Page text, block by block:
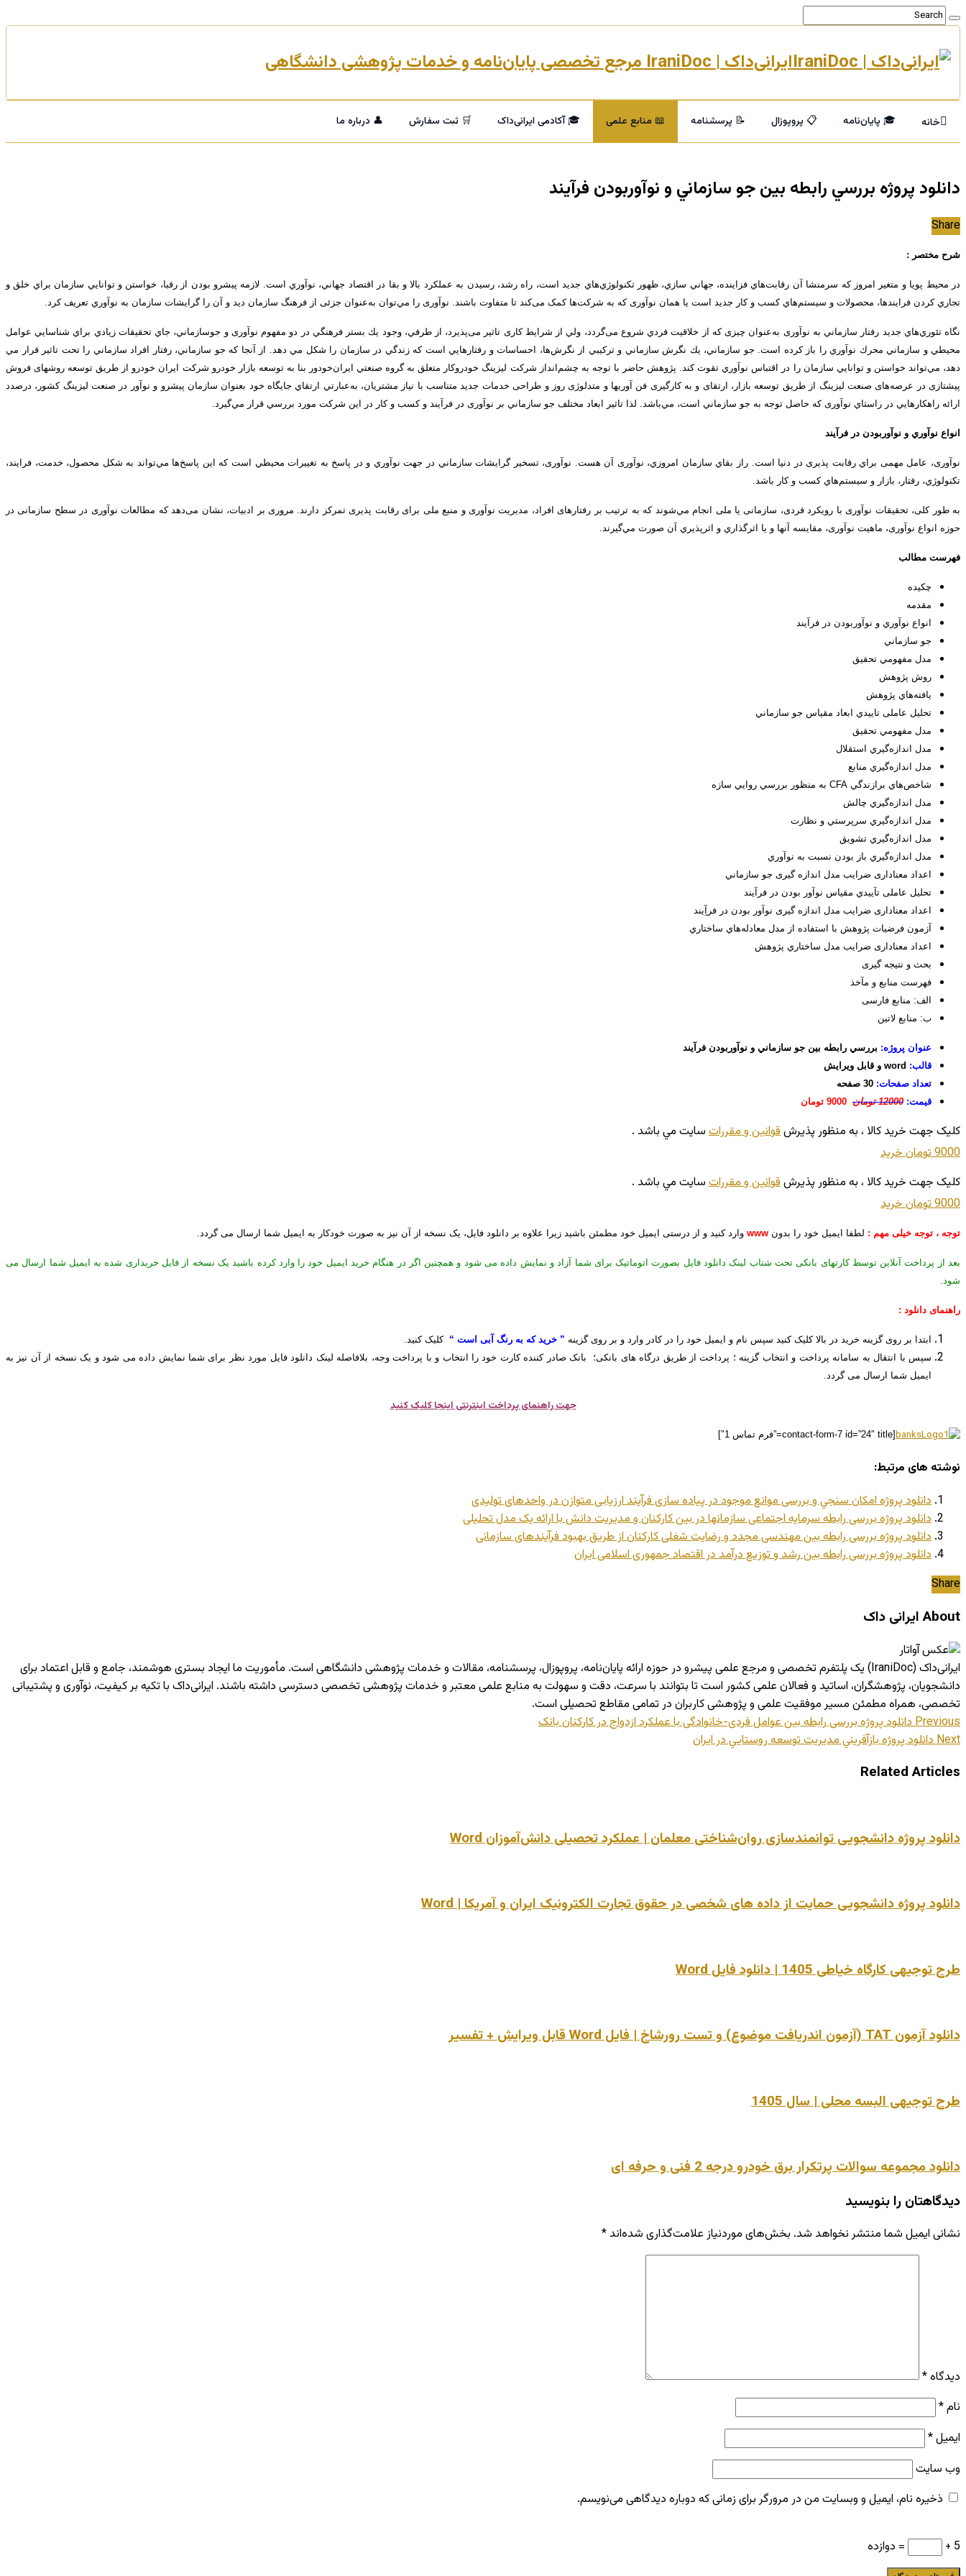
ایرانی‌داک | IraniDoc مرجع تخصصی پایان‌نامه و خدمات پژوهشی دانشگاهی
خانه 🎓 پایان‌نامه 📋 پروپوزال 📝 پرسشنامه 📖 منابع علمی 🎓 آکادمی ایرانی‌داک 🛒 ثبت سفارش 👤 درباره ما
دانلود پروژه بررسي رابطه بین جو سازماني و نوآوربودن فرآيند
Share
شرح مختصر :
در محيط پويا و متغير امروز كه سرمنشا آن رقابت‌هاي فزاينده، جهاني سازي، ظهور تكنولوژي‌هاي جديد است،‌ راه رشد، رسيدن به عملكرد بالا و بقا در اقتصاد جهاني، نوآوري است. لازمه پيشرو بودن از رقبا، خواستن و توانايي سازمان براي خلق و
تجاري كردن فرایندها، محصولات و سيستم‌هاي كسب و كار جديد است يا همان نوآوری كه به شرکت‌ها کمک می‌کند تا متفاوت باشند. نوآوری را مي‌توان به‌عنوان جزئی از فرهنگ سازمان دید و آن را گرايشات سازمان به نوآوري تعريف كرد.
نگاه تئوري‌هاي جديد رفتار سازماني به نوآوری به‌عنوان چیزی که از خلاقیت فردي شروع می‌گردد، ولي از شرایط کاری تاثیر می‌پذیرد، از طرفي، وجود يك بستر فرهنگي در دو مفهوم نوآوری و جوسازماني، جاي تحقيقات زيادي براي شناسايي عوامل
محيطي و سازماني محرك نوآوري را باز كرده است. جو سازماني، يك نگرش سازماني و تركيبي از نگرش‌ها، احساسات و رفتارهايي است كه زندگي در سازمان را شكل مي دهد. از آنجا كه جو سازماني، رفتار افراد سازماني را تحت تاثير قرار مي
دهد، مي‌تواند خواستن و توانايي سازمان را در اقتباس نوآوري تقوت كند. پژوهش حاضر با توجه به چشم‌انداز شركت ليزينگ خودروكار متعلق به گروه صنعتي ايران‌خودور بنا به توسعه بازار خودرو شرکت ایران خودرو از طریق توسعه روش­های فروش
پیشتازی در عرصه‌های صنعت لیزینگ از طریق توسعه بازار، ارتقای و به کارگیری فن آوری­ها و متدلوژی روز و طراحی خدمات جدید متناسب با نیاز مشتریان، به‌عبارتي ارتقاي جايگاه خود بعنوان سازمان پيشرو و نوآور در صنعت ليزينگ كشور، درصدد
ارائه راهکارهايي در راستاي نوآوری كه حاصل توجه به جو سازماني است، مي‌باشد. لذا تاثير ابعاد مختلف جو سازماني بر نوآوری در فرآيند و كسب و كار در اين شركت مورد ‌بررسي قرار مي‌گيرد.
انواع نوآوري و نوآوربودن در فرآيند
نوآوری، عامل مهمی براي رقابت پذیری در دنیا است. راز بقاي سازمان امروزي، نوآوری آن هست. نوآوری،‌ تسخير گرايشات سازماني در جهت نوآوري و در پاسخ به تغييرات محيطي است كه اين پاسخ‌ها مي‌تواند به شكل محصول،‌ خدمت، فرايند،
تكنولوژي، رفتار، بازار و سيستم‌هاي كسب و كار باشد.
به طور کلی، تحقیقات نوآوری با رویکرد فردی، سازمانی یا ملی انجام مي‌شوند كه به ترتیب بر رفتارهای افراد، مدیريت نوآوری و منبع ملی برای رقابت پذیری تمركز دارند. مروری بر ادبیات، نشان می‌دهد که مطالعات نوآوری در سطح سازمانی در
حوزه انواع نوآوری، ماهيت نوآوری، مقایسه آنها و يا اثرگذاري و اثرپذيري آن صورت مي‌گيرند.
فهرست مطالب
چكيده
مقدمه
انواع نوآوري و نوآوربودن در فرآيند
جو سازماني
مدل مفهومي تحقيق
روش پژوهش
يافته‌هاي پژوهش
تحلیل عاملی تاييدي ابعاد مقیاس جو سازماني
‌مدل مفهومي تحقيق
مدل اندازه‌گيري استقلال
مدل اندازه‌گيري منابع
شاخص‌هاي برازندگي CFA به منظور بررسي روايي سازه
مدل اندازه‌گيري چالش
مدل اندازه‌گيري سرپرستي و نظارت
مدل اندازه‌گيري تشويق
مدل اندازه‌گيري باز بودن نسبت به نوآوري
اعداد معناداری ضرایب مدل اندازه­ گیری جو سازماني
تحلیل عاملی تآييدي مقیاس نوآور بودن در فرآيند
اعداد معناداری ضرایب مدل اندازه­ گیری نوآور بودن در فرآِيند
آزمون فرضيات پ‍ژوهش با استفاده از مدل معادله‌هاي ساختاري
اعداد معناداری ضرایب مدل ساختاري پژوهش
بحث و نتیجه گیری
فهرست منابع و مآخذ
الف: منابع فارسی
ب: منابع لاتین
عنوان پروژه: بررسي رابطه بین جو سازماني و نوآوربودن فرآيند
قالب:
تعداد صفحات:
قیمت: 12000 تومان 9000 تومان
کليک جهت خريد کالا ، به منظور پذيرشقوانين و مقررات سايت مي باشد .
9000 تومان
خريد
کليک جهت خريد کالا ، به منظور پذيرشقوانين و مقررات سايت مي باشد .
9000 تومان
خريد
توجه ، توجه خیلی مهم : لطفا ایمیل خود را بدون www وارد کنید و از درستی ایمیل خود مطمئن باشید زیرا علاوه بر دانلود فایل، یک نسخه از آن نیز به صورت خودکار به ایمیل شما ارسال می گردد.
بعد از پرداخت آنلاین توسط کارتهای بانکی تحت شتاب لینک دانلود فایل بصورت اتوماتیک برای شما آزاد و نمایش داده می شود و همچنین اگر در هنگام خرید ایمیل خود را وارد کرده باشید یک نسخه از فایل خریداری شده به ایمیل شما ارسال می
شود.
راهنمای دانلود :
ابتدا بر روی گزینه خرید در بالا کلیک کنید سپس نام و ایمیل خود را در کادر وارد و بر روی گزینه ” خرید که به رنگ آبی است “ کلیک کنید.
سپس با انتقال به سامانه پرداخت و انتخاب گزینه ؛ پرداخت از طریق درگاه های بانکی؛ بانک صادر کننده کارت خود را انتخاب و با پرداخت وجه، بلافاصله لینک دانلود فایل مورد نظر برای شما نمایش داده می شود و یک نسخه از آن نیز به
ایمیل شما ارسال می گردد.
جهت راهنمای پرداخت اینترنتی اینجا کلیک کنید
[contact-form-7 id=”24″ title=”فرم تماس 1″]
نوشته های مرتبط:
دانلود پروژه امكان سنجي و بررسی موانع موجود در پیاده سازی فرآیند ارزیابی متوازن در واحدهای تولیدی
دانلود پروژه بررسی رابطه سرمایه اجتماعی سازمانها در بین کارکنان و مدیریت دانش با ارائه یک مدل تحلیلی
دانلود پروژه بررسی رابطه بین مهندسی مجدد و رضایت شغلی کارکنان از طریق بهبود فرآیندهای سازمانی
دانلود پروژه بررسی رابطه بین رشد و توزیع درآمد در اقتصاد جمهوری اسلامی ایران
Share
About ایرانی داک
ایرانی‌داک (IraniDoc) یک پلتفرم تخصصی و مرجع علمی پیشرو در حوزه ارائه پایان‌نامه، پروپوزال، پرسشنامه، مقالات و خدمات پژوهشی دانشگاهی است. مأموریت ما ایجاد بستری هوشمند، جامع و قابل اعتماد برای
دانشجویان، پژوهشگران، اساتید و فعالان علمی کشور است تا بتوانند با سرعت، دقت و سهولت به منابع علمی معتبر و خدمات پژوهشی تخصصی دسترسی داشته باشند. ایرانی‌داک با تکیه بر کیفیت، نوآوری و پشتیبانی
تخصصی، همراه مطمئن مسیر موفقیت علمی و پژوهشی کاربران در تمامی مقاطع تحصیلی است.
Previousدانلود پروژه بررسی رابطه بین عوامل فردی-خانوادگی با عملکرد ازدواج در کارکنان بانک
Nextدانلود پروژه بازآفريني مديريت توسعه روستايي در ايران
Related Articles
دانلود پروژه دانشجویی توانمندسازی روان‌شناختی معلمان | عملکرد تحصیلی دانش‌آموزان Word
دانلود پروژه دانشجویی حمایت از داده های شخصی در حقوق تجارت الکترونیک ایران و آمریکا | Word
طرح توجیهی کارگاه خیاطی 1405 | دانلود فایل Word
دانلود آزمون TAT (آزمون اندریافت موضوع) و تست رورشاخ | فایل Word قابل ویرایش + تفسیر
طرح توجیهی البسه محلی | سال 1405
دانلود مجموعه سوالات پرتکرار برق خودرو درجه 2 فنی و حرفه ای
دیدگاهتان را بنویسید
نشانی ایمیل شما منتشر نخواهد شد. بخش‌های موردنیاز علامت‌گذاری شده‌اند *
دیدگاه*
نام*
ایمیل*
وب‌ سایت
ذخیره نام، ایمیل و وبسایت من در مرورگر برای زمانی که دوباره دیدگاهی می‌نویسم.
5 + = دوازده